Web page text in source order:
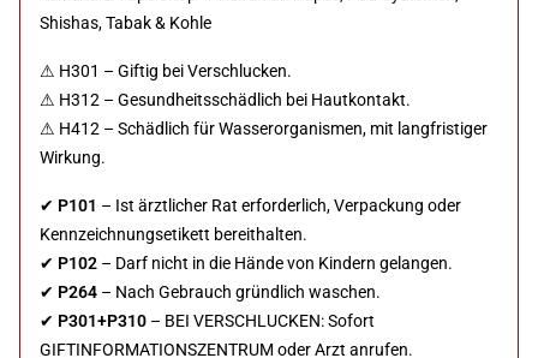
⚠ H301 – Giftig bei Verschlucken.
⚠ H312 – Gesundheitsschädlich bei Hautkontakt.
⚠ H412 – Schädlich für Wasserorganismen, mit langfristiger
Wirkung.
✔ P101 – Ist ärztlicher Rat erforderlich, Verpackung oder
Kennzeichnungsetikett bereithalten.
✔ P102 – Darf nicht in die Hände von Kindern gelangen.
✔ P264 – Nach Gebrauch gründlich waschen.
✔ P301+P310 – BEI VERSCHLUCKEN: Sofort
GIFTINFORMATIONSZENTRUM oder Arzt anrufen.